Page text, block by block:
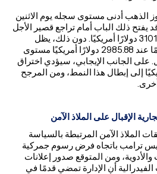
الذهب أدنى مستوى سجله يوم الاثنين
أمريكيًا. قد يفتح ذلك الباب أمام تراجع قصير الأجل
نحو مستوى المحور عند 3101.20 دولارًا أمريكيًا. دون ذلك، يظل
المتوسط ​​المتحرك لـ 50 يومًا عند 2985.88 دولارًا أمريكيًا مستوى
على الجانب الإيجابي، سيؤدي اختراق
دولارًا أمريكيًا إلى إبطال هذا النمط، ومن المرجح
الإقبال على الملاذ الآمن
الملاذ الآمن المرتبطة بالسياسة
ترامب باتجاه فرض رسوم جمركية
ومن المتوقع صدور إعلانات
الفيدرالية أن الإدارة تمضي قدمًا في